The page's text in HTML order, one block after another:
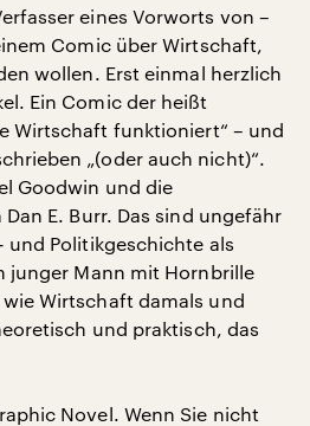
eines Vorworts von –
Comic über Wirtschaft,
wollen. Erst einmal herzlich
Ein Comic der heißt
Wirtschaft funktioniert“ – und
„(oder auch nicht)“.
Goodwin und die
E. Burr. Das sind ungefähr
und Politikgeschichte als
junger Mann mit Hornbrille
Wirtschaft damals und
und praktisch, das
Novel. Wenn Sie nicht